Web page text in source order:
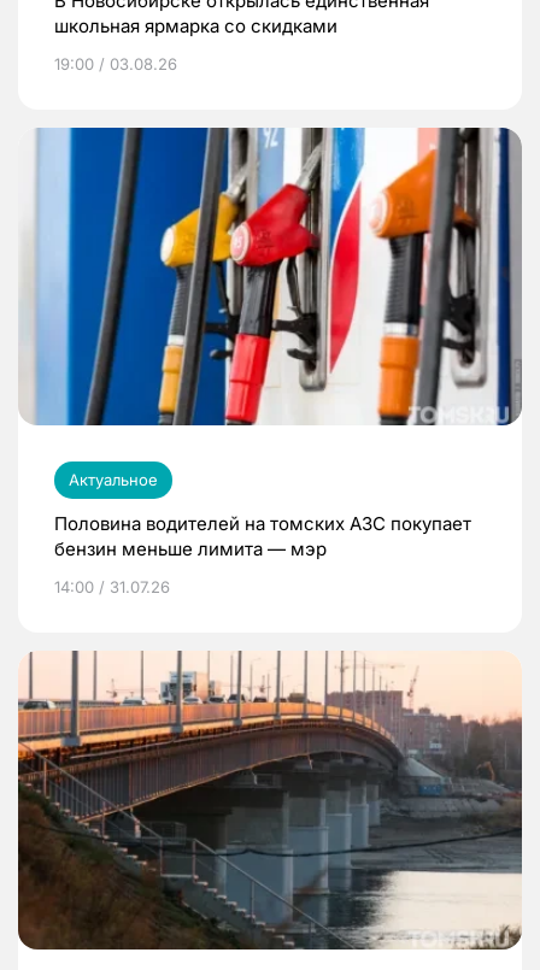
школьная ярмарка со скидками
19:00 / 03.08.26
Актуальное
Половина водителей на томских АЗС покупает
бензин меньше лимита — мэр
14:00 / 31.07.26